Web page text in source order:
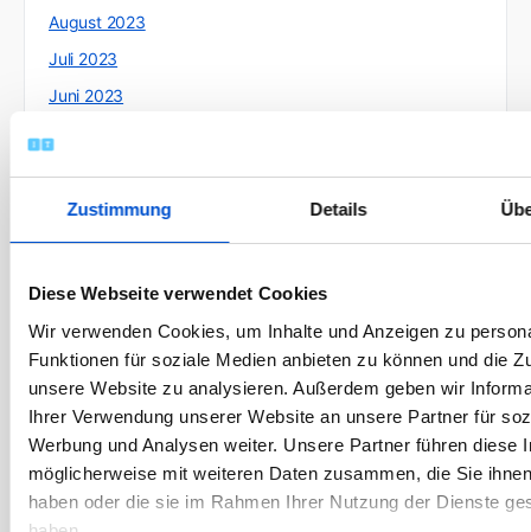
Zustimmung Details
Diese Webseite verwendet Cookies
Wir verwenden Cookies, um Inhalte und Anzeigen zu
Funktionen für soziale Medien anbieten zu können und die
unsere Website zu analysieren. Außerdem geben wir
Ihrer Verwendung unserer Website an unsere Partner für
Werbung und Analysen weiter. Unsere Partner führen diese
möglicherweise mit weiteren Daten zusammen, die Sie
haben oder die sie im Rahmen Ihrer Nutzung der Dienste
August 2023
Juli 2023
Juni 2023
März 2023
Februar 2023
November 2022
Oktober 2022
September 2022
August 2022
Juli 2022